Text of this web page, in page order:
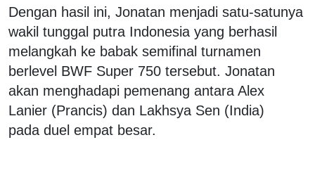
Dengan hasil ini, Jonatan menjadi satu-satunya
wakil tunggal putra Indonesia yang berhasil
melangkah ke babak semifinal turnamen
berlevel BWF Super 750 tersebut. Jonatan
akan menghadapi pemenang antara Alex
Lanier (Prancis) dan Lakhsya Sen (India)
pada duel empat besar.